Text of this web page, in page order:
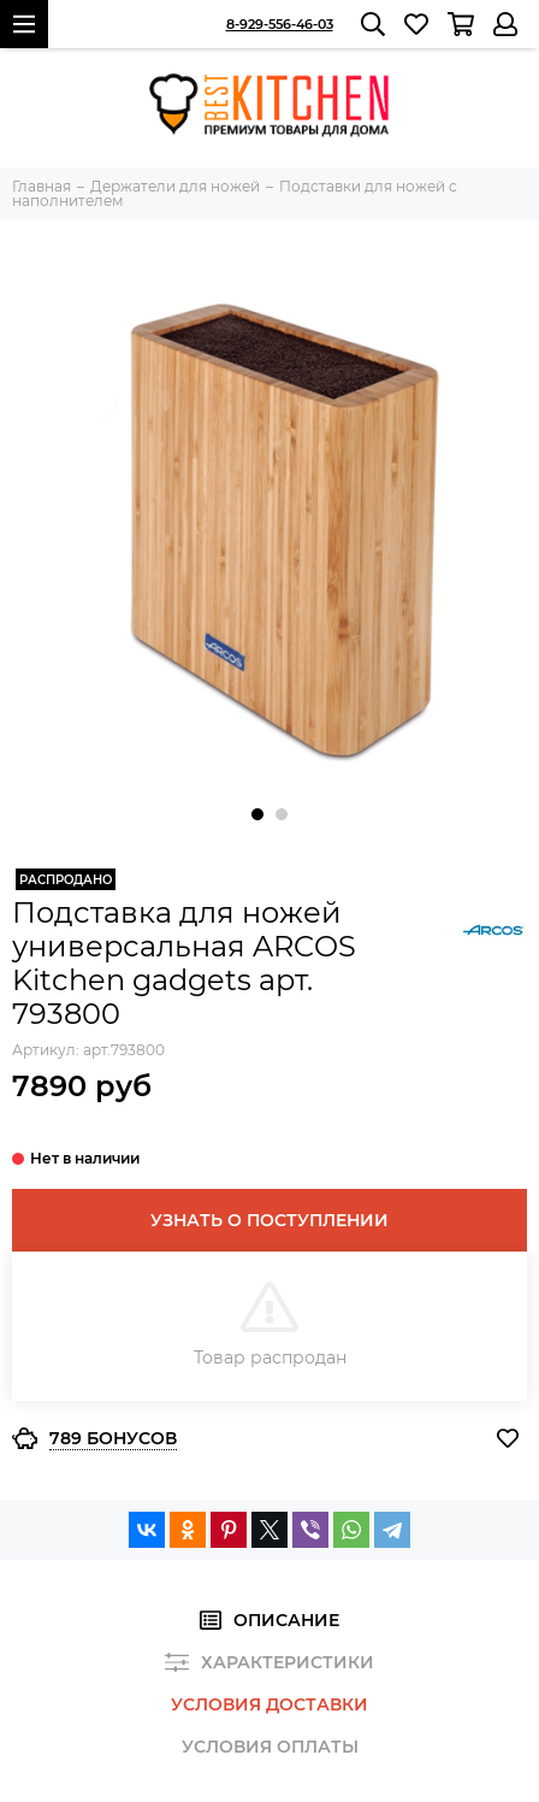
8-929-556-46-03
Главная Держатели для ножей
Подставки для ножей с
наполнителем
РАСПРОДАНО
Подставка для ножей
универсальная ARCOS
Kitchen gadgets арт.
793800
Артикул: арт.793800
7890 руб
УЗНАТЬ О ПОСТУПЛЕНИИ
ЗАКАЗ В ОДИН КЛИК
Товар распродан
789 БОНУСОВ
ОПИСАНИЕ
ХАРАКТЕРИСТИКИ
УСЛОВИЯ ДОСТАВКИ
УСЛОВИЯ ОПЛАТЫ